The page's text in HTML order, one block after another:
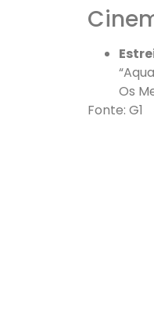
Os
Fonte: G1